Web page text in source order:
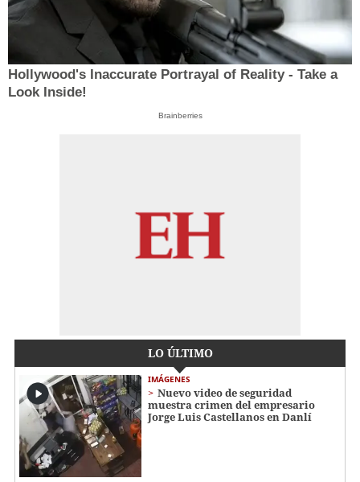
Hollywood's Inaccurate Portrayal of Reality - Take a
Look Inside!
Brainberries
LO ÚLTIMO
IMÁGENES
Nuevo video de seguridad
muestra crimen del empresario
Jorge Luis Castellanos en Danlí